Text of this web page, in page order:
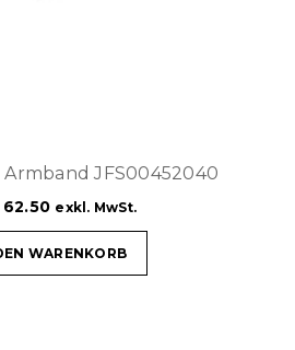
Armband JFS00452040
62.50 exkl. MwSt.
WARENKORB